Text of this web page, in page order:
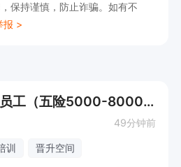
助听器验配与调试
成 + 五险一金 + 带薪培训
的听力健康行业岗位
保持谨慎，防止诈骗。如有不
报 >
康姿百德店面销售员工（五险5000-8000元）
49分钟前
训 晋升空间